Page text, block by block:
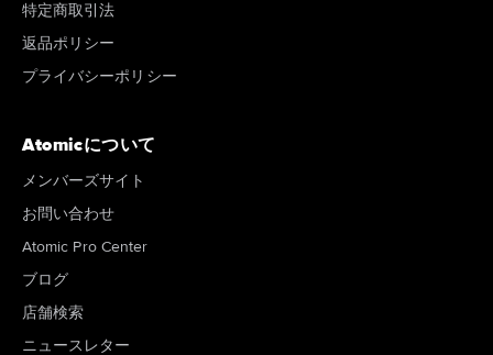
特定商取引法
返品ポリシー
プライバシーポリシー
Atomicについて
メンバーズサイト
お問い合わせ
Atomic Pro Center
ブログ
店舗検索
ニュースレター